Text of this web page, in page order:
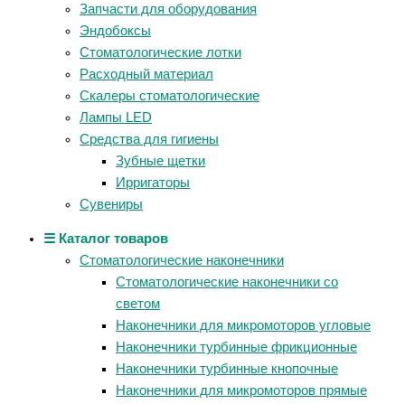
Запчасти для оборудования
Эндобоксы
Стоматологические лотки
Расходный материал
Скалеры стоматологические
Лампы LED
Средства для гигиены
Зубные щетки
Ирригаторы
Сувениры
☰ Каталог товаров
Стоматологические наконечники
Стоматологические наконечники со
светом
Наконечники для микромоторов угловые
Наконечники турбинные фрикционные
Наконечники турбинные кнопочные
Наконечники для микромоторов прямые